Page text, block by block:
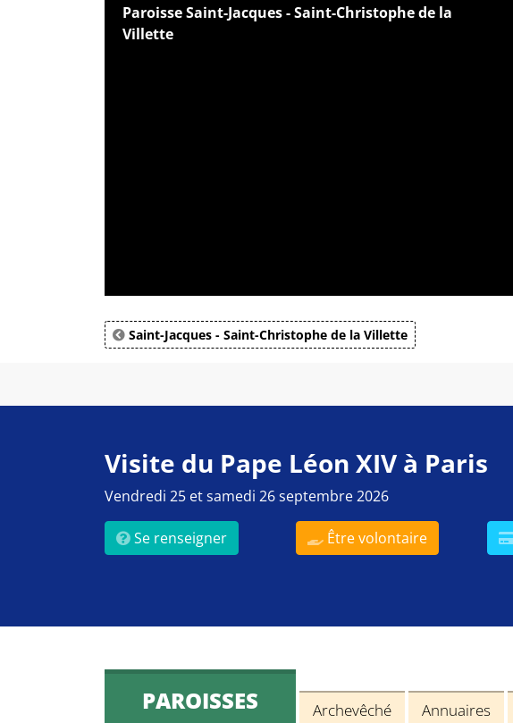
Paroisse Saint-Jacques - Saint-Christophe de la
Villette
Saint-Jacques - Saint-Christophe de la Villette
Visite du Pape Léon XIV à Paris
Vendredi 25 et samedi 26 septembre 2026
Se renseigner Être volontaire
PAROISSES Archevêché Annuaires